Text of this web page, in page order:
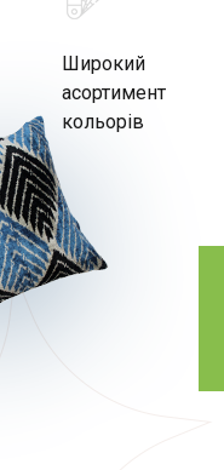
Широкий
асортимент
кольорів